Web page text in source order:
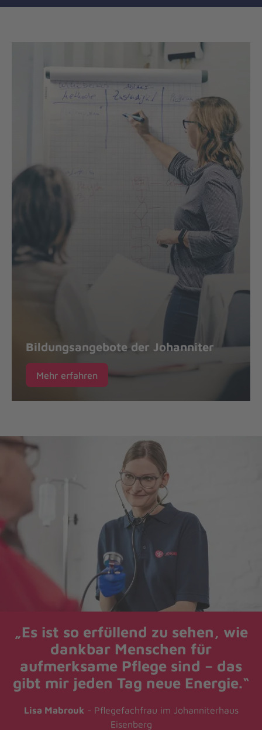
Bildungsangebote der Johanniter
Mehr erfahren
„Es ist so erfüllend zu sehen, wie
dankbar Menschen für
aufmerksame Pflege sind – das
gibt mir jeden Tag neue Energie.“
Lisa Mabrouk - Pflegefachfrau im Johanniterhaus
Eisenberg